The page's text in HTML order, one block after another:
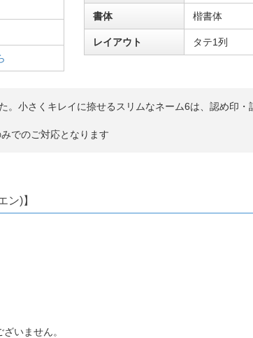
書体 楷書体
レイアウト タテ1列
。小さくキレイに捺せるスリムなネーム6は、認め印・
でのご対応となります
ン)】
いません。